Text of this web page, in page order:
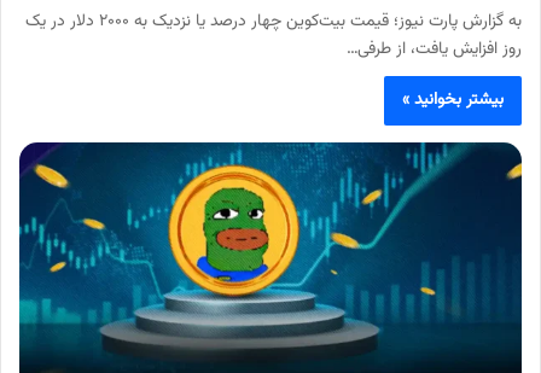
به گزارش پارت نیوز؛ قیمت بیت‌کوین چهار درصد یا نزدیک به ۲۰۰۰ دلار در یک
روز افزایش یافت، از طرفی…
بیشتر بخوانید »